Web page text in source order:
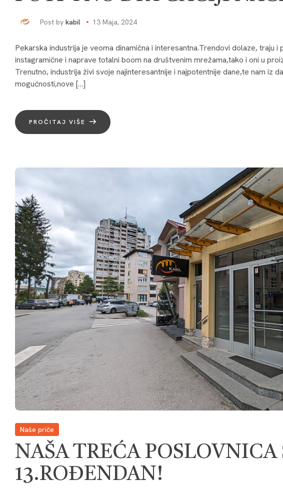
13 Maja, 2024
Post by kabil
Pekarska industrija je veoma dinamična i interesantna.Trendovi dolaze, traju
instagramične i naprave totalni boom na društvenim mrežama,tako i oni u
Trenutno, industrija živi svoje najinteresantnije i najpotentnije dane,te nam iz
mogućnosti,nove […]
PROČITAJ VIŠE
Naše priče
NAŠA TREĆA POSLOVNICA
13.ROĐENDAN!